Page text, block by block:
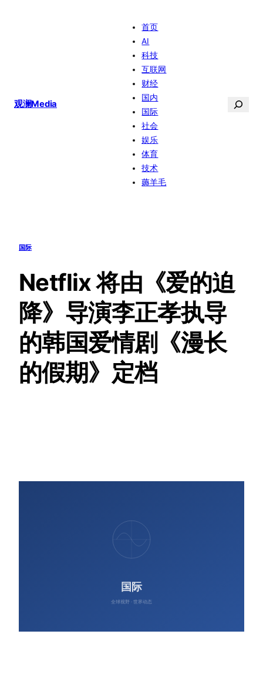
观澜Media
首页
AI
科技
互联网
财经
国内
国际
社会
娱乐
体育
技术
薅羊毛
搜
国际
Netflix 将由《爱的迫
降》导演李正孝执导
的韩国爱情剧《漫长
的假期》定档